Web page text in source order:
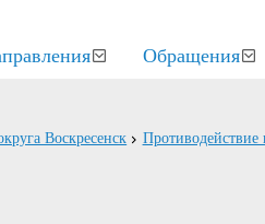
Обращения
Воскресенск Противодействие